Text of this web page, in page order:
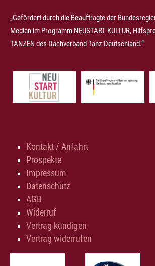
„Gefördert durch die Beauftragte der
Medien im Programm NEUSTART KULTUR,
TANZEN des Dachverband Tanz Deutschland.“
Kontakt / Anfahrt
Prospekte
Impressum
Datenschutz
AGB
Widerruf
Vertrag kündigen
Vertrag widerrufen